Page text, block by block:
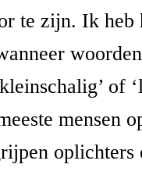
te zijn. Ik heb
of
mensen
oplichters